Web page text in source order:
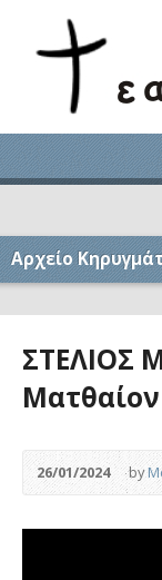
Αρχείο
ΣΤΕΛΙΟΣ
Ματθαίον
26/01/2024 by